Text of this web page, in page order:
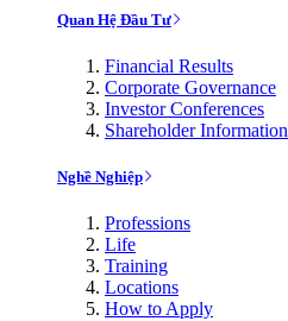
Quan Hệ Đầu Tư
Financial Results
Corporate Governance
Investor Conferences
Shareholder Information
Nghề Nghiệp
Professions
Life
Training
Locations
How to Apply